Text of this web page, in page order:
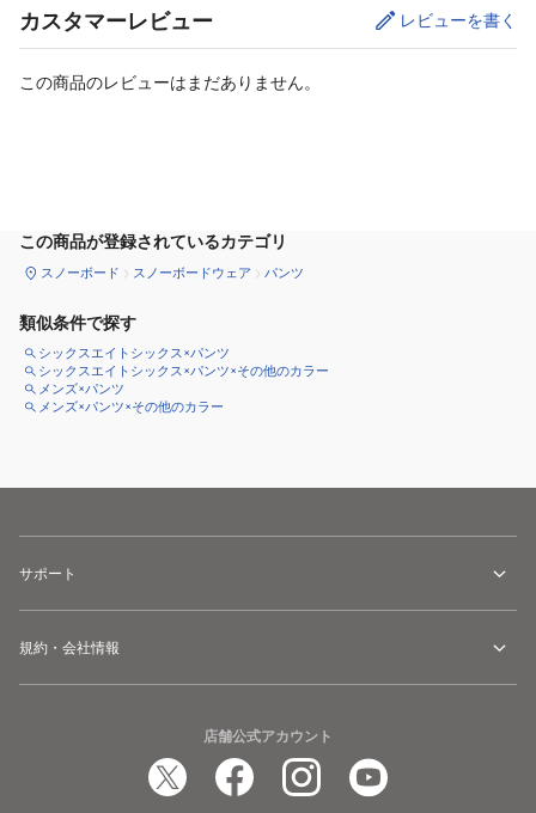
カスタマーレビュー レビューを書く
この商品のレビューはまだありません。
この商品が登録されているカテゴリ
スノーボード スノーボードウェア パンツ
類似条件で探す
シックスエイトシックス×パンツ
シックスエイトシックス×パンツ×その他のカラー
メンズ×パンツ
メンズ×パンツ×その他のカラー
サポート
規約・会社情報
店舗公式アカウント